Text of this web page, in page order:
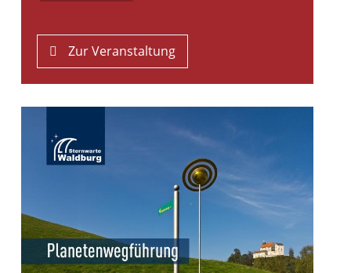
Zur Veranstaltung